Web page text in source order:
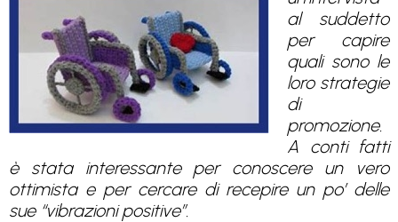
al suddetto
per capire
quali sono le
loro strategie
di
promozione.
A conti fatti
è stata interessante per conoscere un vero
ottimista e per cercare di recepire un po’ delle
sue “vibrazioni positive”.